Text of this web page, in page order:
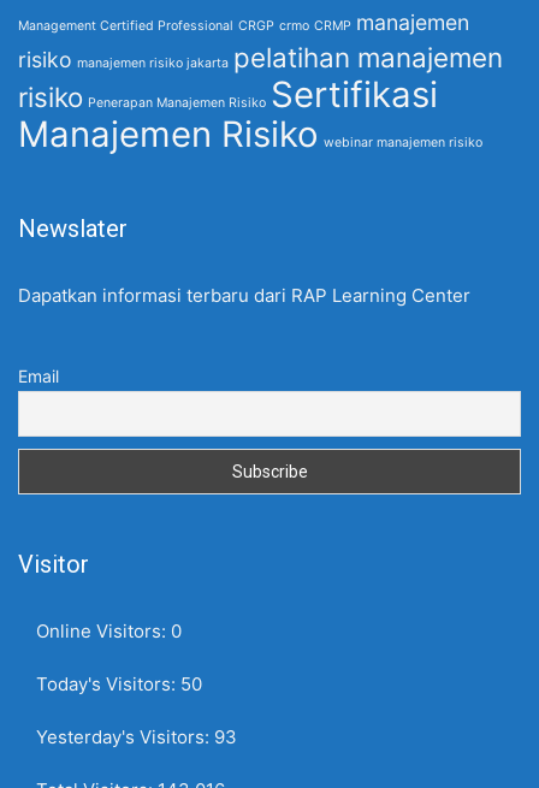
Management Certified Professional CRGP crmo CRMP manajemen
risiko manajemen risiko jakarta pelatihan manajemen
risiko Penerapan Manajemen Risiko Sertifikasi
Manajemen Risiko webinar manajemen risiko
Newslater
Dapatkan informasi terbaru dari RAP Learning Center
Email
Visitor
Online Visitors: 0
Today's Visitors: 50
Yesterday's Visitors: 93